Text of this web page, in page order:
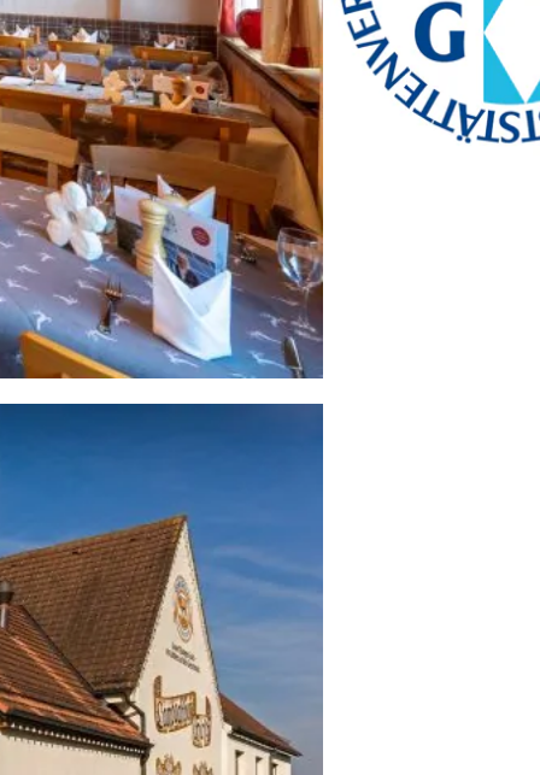
bayerischekueche@btg-
service.de
www.btg-service.de